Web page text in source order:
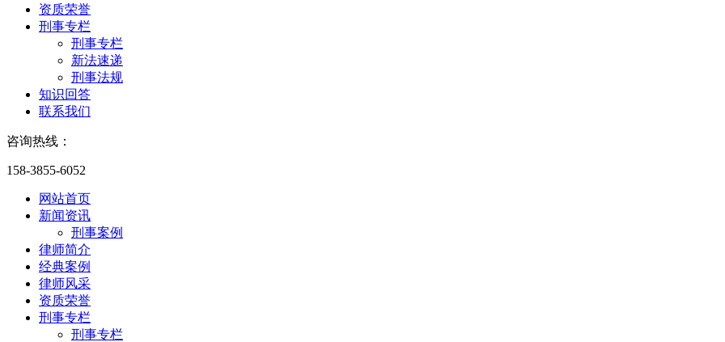
资质荣誉
刑事专栏
刑事专栏
新法速递
刑事法规
知识回答
联系我们
咨询热线：
158-3855-6052
网站首页
新闻资讯
刑事案例
律师简介
经典案例
律师风采
资质荣誉
刑事专栏
刑事专栏